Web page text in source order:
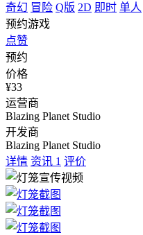
奇幻 冒险 Q版 2D 即时 单人
预约游戏
点赞
预约
价格
¥33
运营商
Blazing Planet Studio
开发商
Blazing Planet Studio
详情 资讯 1 评价